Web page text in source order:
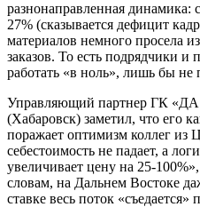
разнонаправленная динамика:
27% (сказывается дефицит
материалов немного просела
заказов. То есть подрядчики и
работать «в ноль», лишь бы не
Управляющий партнер ГК
(Хабаровск) заметил, что его
поражает оптимизм коллег из
себестоимость не падает, а
увеличивает цену на 25-
словам, на Дальнем Востоке
ставке весь поток